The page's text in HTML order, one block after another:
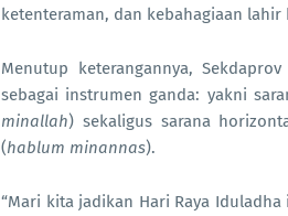
ketenteraman, dan kebahagiaan
Menutup keterangannya,
sebagai instrumen ganda: yakni
minallah) sekaligus sarana
(hablum minannas).
“Mari kita jadikan Hari Raya